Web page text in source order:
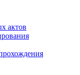
актов